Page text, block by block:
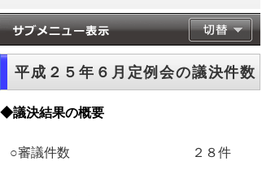
平成２５年６月定例会の議決件数
◆議決結果の概要
○審議件数 ２８件